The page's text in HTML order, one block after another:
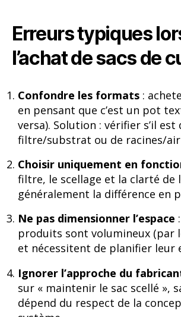
Erreurs typiques
l’achat de sacs de
Confondre les formats :
en pensant que c’est un pot
versa). Solution : vérifier s’il
filtre/substrat ou de racines/
Choisir uniquement en
filtre, le scellage et la clarté de
généralement la différence en
Ne pas dimensionner l’espace
produits sont volumineux (par
et nécessitent de planifier leur
Ignorer l’approche du
sur « maintenir le sac scellé »,
dépend du respect de la